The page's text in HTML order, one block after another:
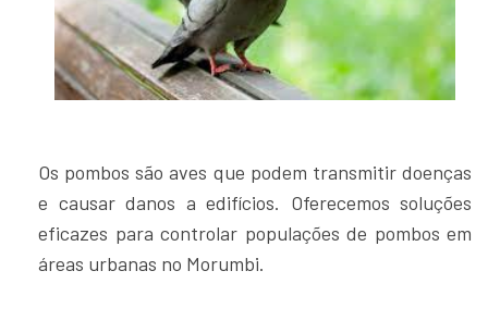
Os pombos são aves que podem transmitir doenças
e causar danos a edifícios. Oferecemos soluções
eficazes para controlar populações de pombos em
áreas urbanas no Morumbi.